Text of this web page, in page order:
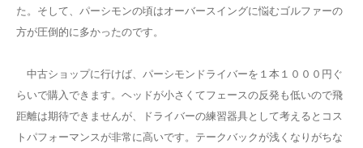
た。そして、パーシモンの頃はオーバースイングに悩むゴルファーの
方が圧倒的に多かったのです。
中古ショップに行けば、パーシモンドライバーを１本１０００円ぐ
らいで購入できます。ヘッドが小さくてフェースの反発も低いので飛
距離は期待できませんが、ドライバーの練習器具として考えるとコス
トパフォーマンスが非常に高いです。テークバックが浅くなりがちな